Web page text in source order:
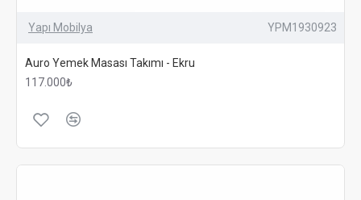
Yapı Mobilya YPM1930923
Auro Yemek Masası Takımı - Ekru
117.000₺